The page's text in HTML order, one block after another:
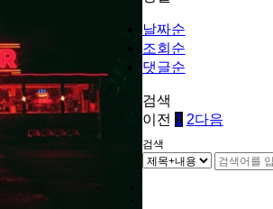
날짜순
조회순
댓글순
검색
이전 1 2다음
검색